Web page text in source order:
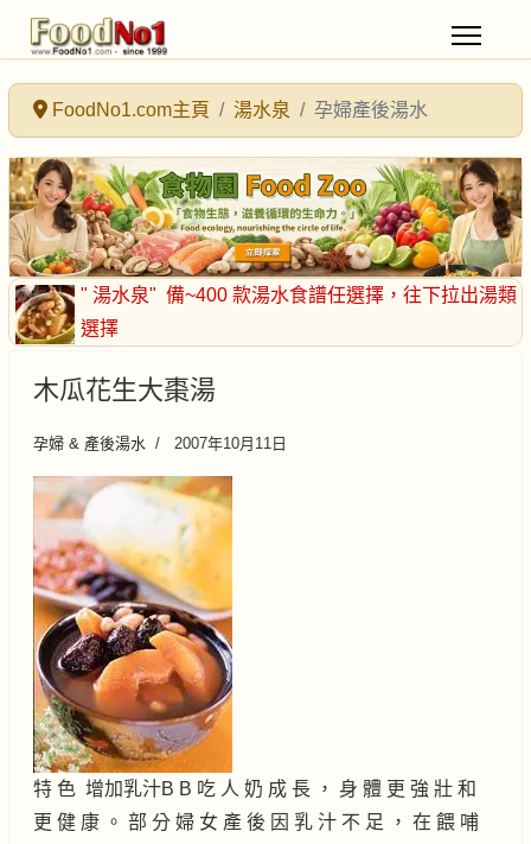
FoodNo1.com主頁 湯水泉 孕婦產後湯水
" 湯水泉" 備~400 款湯水食譜任選擇 ，往下拉出湯類
選擇
木瓜花生大棗湯
孕婦 & 產後湯水 2007年10月11日
特 色 增加乳汁B B 吃 人 奶 成 長 ， 身 體 更 強 壯 和
更 健 康 。 部 分 婦 女 產 後 因 乳 汁 不 足 ， 在 餵 哺